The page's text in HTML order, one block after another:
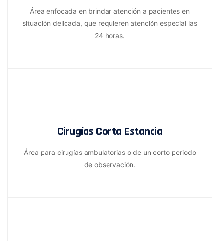
Área enfocada en brindar atención a pacientes en
situación delicada, que requieren atención especial las
24 horas.
Cirugías Corta Estancia
Área para cirugías ambulatorias o de un corto periodo
de observación.